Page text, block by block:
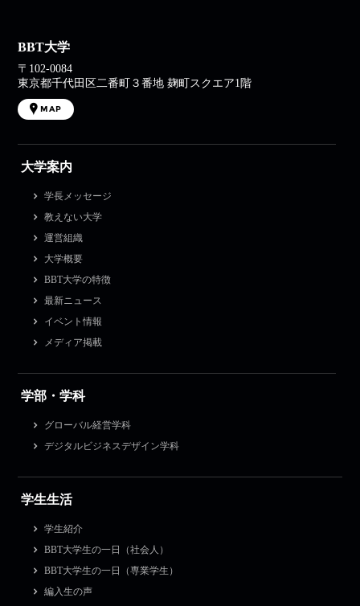
BBT大学
〒102-0084
東京都千代田区二番町３番地 麹町スクエア1階
MAP
大学案内
学長メッセージ
教えない大学
運営組織
大学概要
BBT大学の特徴
最新ニュース
イベント情報
メディア掲載
学部・学科
グローバル経営学科
デジタルビジネスデザイン学科
学生生活
学生紹介
BBT大学生の一日（社会人）
BBT大学生の一日（専業学生）
編入生の声